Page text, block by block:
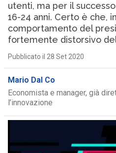
utenti, ma per il
16-24 anni. Certo è che,
comportamento del
fortemente distorsivo
Pubblicato il 28 Set 2020
Mario Dal Co
Economista e manager, già
l’innovazione